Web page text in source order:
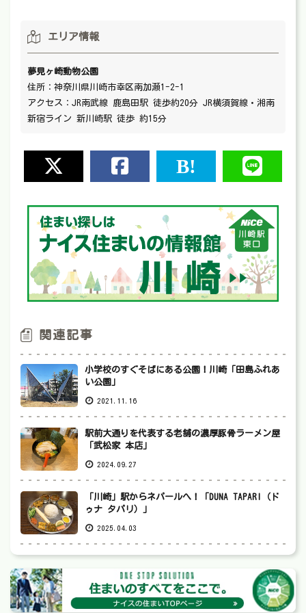
エリア情報
夢見ヶ崎動物公園
住所：神奈川県川崎市幸区南加瀬1-2-1
アクセス：JR南武線 鹿島田駅 徒歩約20分 JR横須賀線・湘南
新宿ライン 新川崎駅 徒歩 約15分
関連記事
小学校のすぐそばにある公園！川崎「田島ふれあ
い公園」
2021.11.16
駅前大通りを代表する老舗の濃厚豚骨ラーメン屋
「武松家 本店」
2024.09.27
「川崎」駅からネパールへ！「DUNA TAPARI（ド
ゥナ タパリ）」
2025.04.03